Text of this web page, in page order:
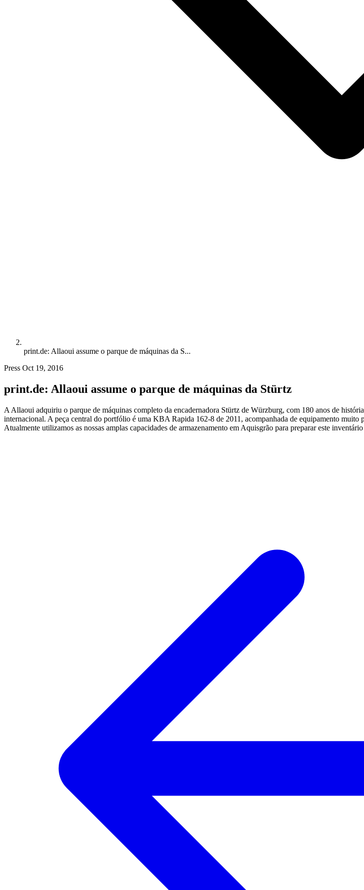
print.de: Allaoui assume o parque de máquinas da S...
Press Oct 19, 2016
print.de: Allaoui assume o parque de máquinas da Stürtz
A Allaoui adquiriu o parque de máquinas completo da encadernadora Stürtz de Würzburg, com 180 anos de
internacional. A peça central do portfólio é uma KBA Rapida 162-8 de 2011, acompanhada de equipamento
Atualmente utilizamos as nossas amplas capacidades de armazenamento em Aquisgrão para preparar este